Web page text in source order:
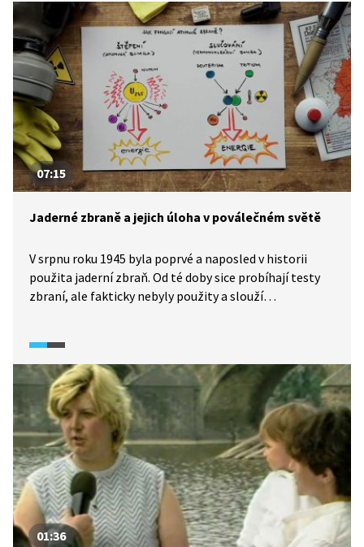
07:15
Jaderné zbraně a jejich úloha v poválečném světě
V srpnu roku 1945 byla poprvé a naposled v historii
použita jaderní zbraň. Od té doby sice probíhají testy
zbraní, ale fakticky nebyly použity a slouží
ozbrojení za studené války.
01:36